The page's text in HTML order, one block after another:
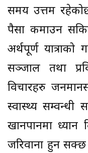
समय उत्तम
पैसा कमाउन
अर्थपूर्ण
सञ्जाल तथा
विचारहरु
स्वास्थ्य
खानपानमा ध्यान
जरिवाना हुन